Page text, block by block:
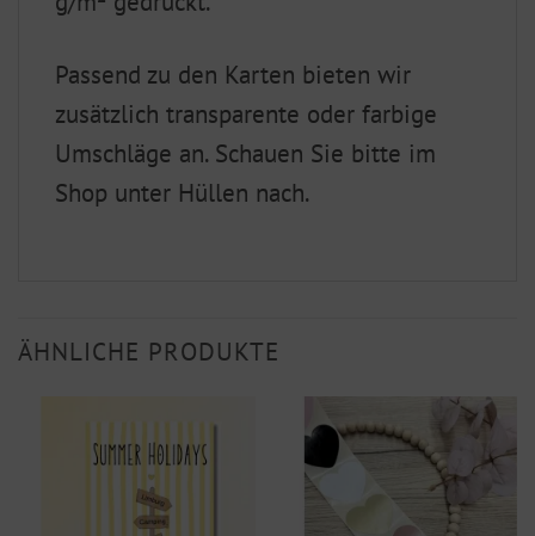
Passend zu den Karten bieten wir
zusätzlich transparente oder farbige
Umschläge an. Schauen Sie bitte im
Shop unter Hüllen nach.
ÄHNLICHE PRODUKTE